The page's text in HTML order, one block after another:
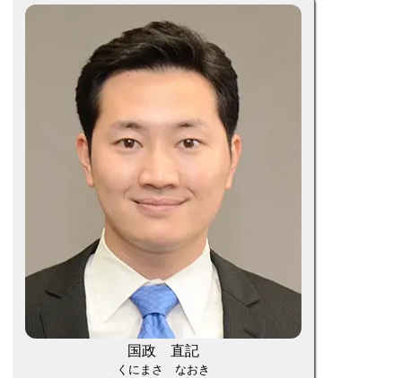
国政 直記
くにまさ なおき